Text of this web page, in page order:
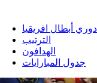
دوري أبطال افريقيا
الترتيب
الهدافون
جدول المبارايات